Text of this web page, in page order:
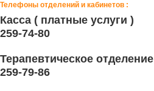
Телефоны отделений и кабинетов :
Касса ( платные услуги )
259-74-80
Терапевтическое отделение
259-79-86